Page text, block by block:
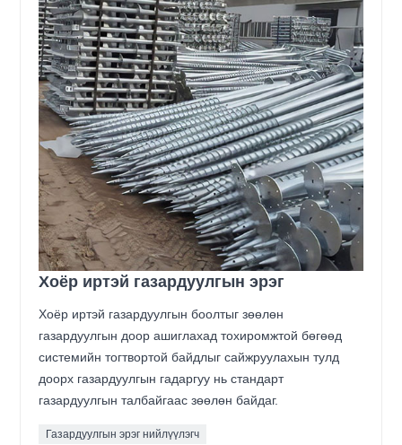
Хоёр иртэй газардуулгын эрэг
Хоёр иртэй газардуулгын боолтыг зөөлөн
газардуулгын доор ашиглахад тохиромжтой бөгөөд
системийн тогтвортой байдлыг сайжруулахын тулд
доорх газардуулгын гадаргуу нь стандарт
газардуулгын талбайгаас зөөлөн байдаг.
Газардуулгын эрэг нийлүүлэгч